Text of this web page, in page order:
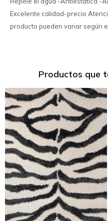
Excelente calidad-precio
producto pueden variar según
Productos que